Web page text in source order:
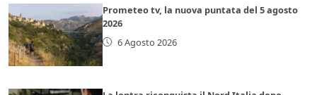
Prometeo tv, la nuova puntata del 5 agosto
2026
6 Agosto 2026